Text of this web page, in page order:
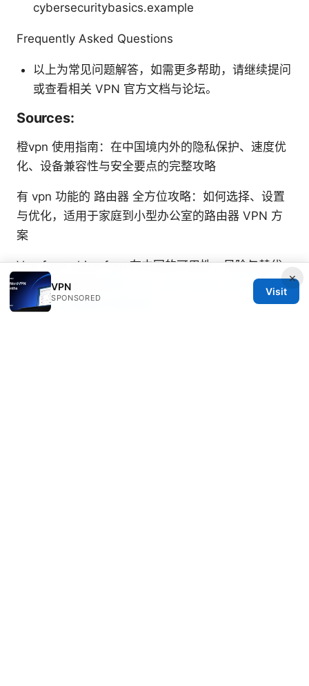
cybersecuritybasics.example
Frequently Asked Questions
以上为常见问题解答，如需更多帮助，请继续提问
或查看相关 VPN 官方文档与论坛。
Sources:
橙vpn 使用指南：在中国境内外的隐私保护、速度优
化、设备兼容性与安全要点的完整攻略
有 vpn 功能的 路由器 全方位攻略：如何选择、设置
与优化，适用于家庭到小型办公室的路由器 VPN 方
案
Vpn from china free 在中国的可用性、风险与替代
方案：完整指南
翻墙 mac：在 macOS 上实现稳定
安全 VPN 翻墙的完整指南
×
VPN
SPONSORED
Visit